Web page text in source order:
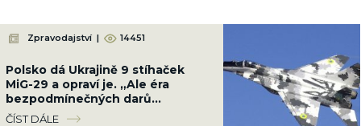
Zpravodajství | 14451
Polsko dá Ukrajině 9 stíhaček
MiG-29 a opraví je. „Ale éra
bezpodmínečných darů
skončila,“ vzkázala Varšava
ČÍST DÁLE